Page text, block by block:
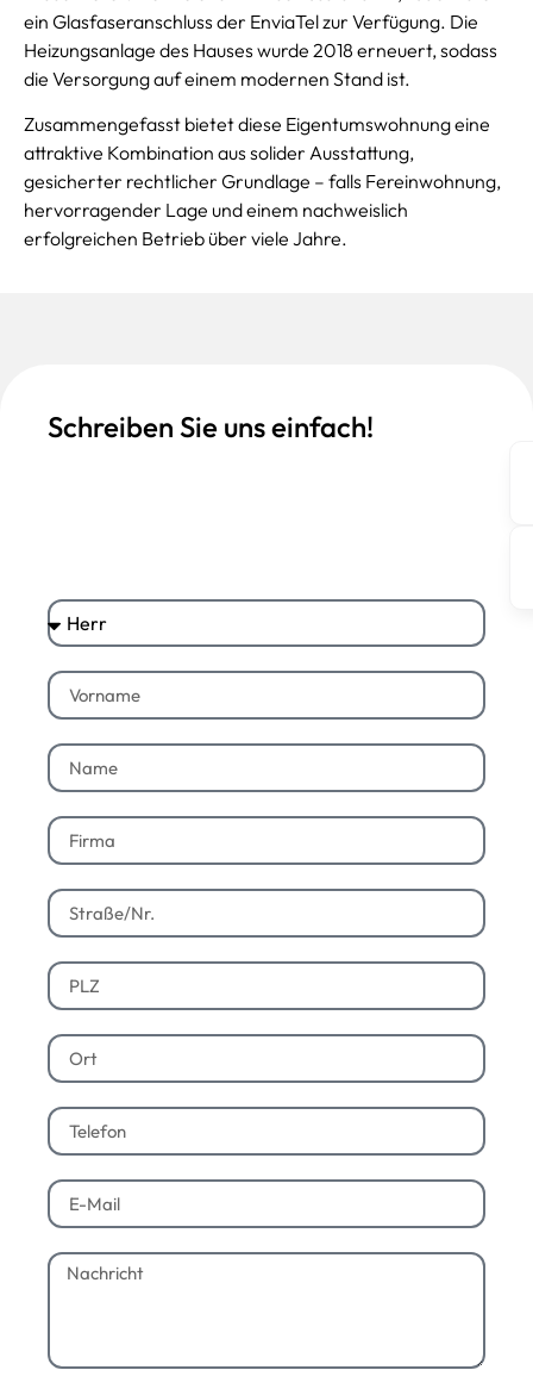
ein Glasfaseranschluss der EnviaTel zur Verfügung. Die
Heizungsanlage des Hauses wurde 2018 erneuert, sodass
die Versorgung auf einem modernen Stand ist.
Zusammengefasst bietet diese Eigentumswohnung eine
attraktive Kombination aus solider Ausstattung,
gesicherter rechtlicher Grundlage – falls Fereinwohnung,
hervorragender Lage und einem nachweislich
erfolgreichen Betrieb über viele Jahre.
Schreiben Sie uns einfach!